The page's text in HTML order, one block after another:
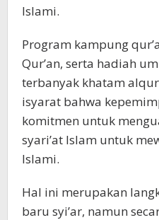
Islami.
Program kampung
Qur’an, serta hadiah
terbanyak khatam
isyarat bahwa
komitmen untuk
syari’at Islam untuk
Islami.
Hal ini merupakan
baru syi’ar, namun